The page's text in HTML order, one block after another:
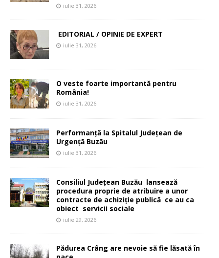
iulie 31, 2026
EDITORIAL / OPINIE DE EXPERT
iulie 31, 2026
O veste foarte importantă pentru
România!
iulie 31, 2026
Performanță la Spitalul Județean de
Urgență Buzău
iulie 31, 2026
Consiliul Județean Buzău lansează
procedura proprie de atribuire a unor
contracte de achiziție publică ce au ca
obiect servicii sociale
iulie 29, 2026
Pădurea Crâng are nevoie să fie lăsată în